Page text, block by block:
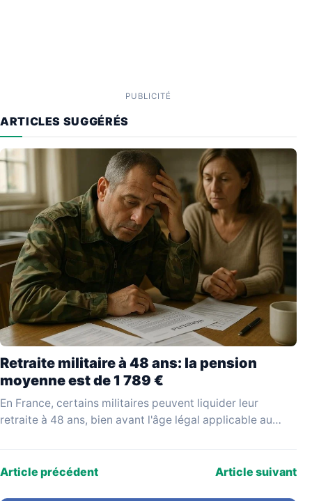
PUBLICITÉ
ARTICLES SUGGÉRÉS
Retraite militaire à 48 ans: la pension
moyenne est de 1 789 €
En France, certains militaires peuvent liquider leur
retraite à 48 ans, bien avant l'âge légal applicable au
Article précédent Article suivant